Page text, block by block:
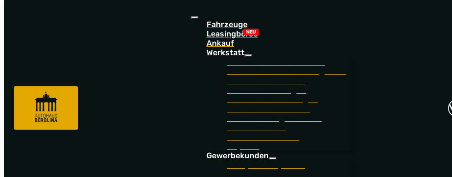
Fahrzeuge
Leasingbörse
Ankauf
Werkstatt
Gewerbekunden
Go back to startpage to see our new offers.